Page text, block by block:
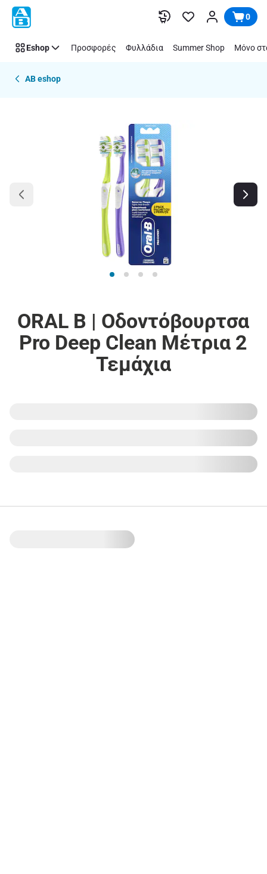
Παράλειψη 0
Eshop Προσφορές Φυλλάδια Summer Shop Μόνο
AB eshop
ORAL B | Οδοντόβουρτσα
Pro Deep Clean Μέτρια 2
Τεμάχια